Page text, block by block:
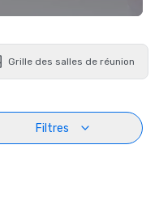
Grille des salles de réunion
Filtres